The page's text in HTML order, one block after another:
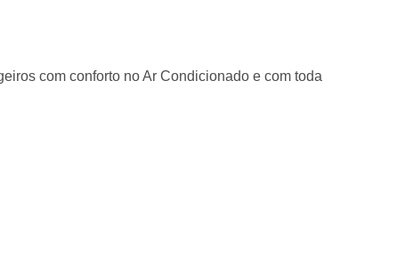
com conforto no Ar Condicionado e com toda